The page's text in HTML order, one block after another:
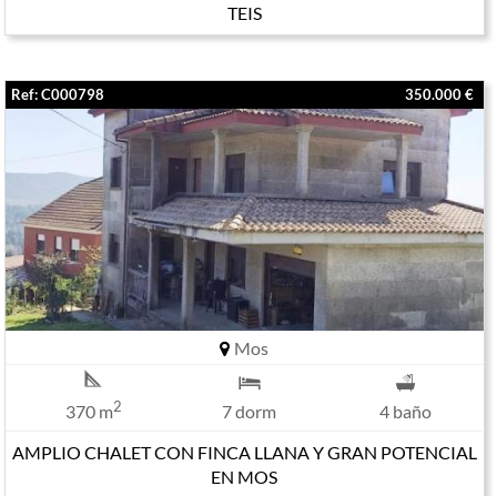
TEIS
Ref: C000798 350.000 €
Mos
370 m2 7 dorm
4 baño
AMPLIO CHALET CON FINCA LLANA Y GRAN POTENCIAL
EN MOS